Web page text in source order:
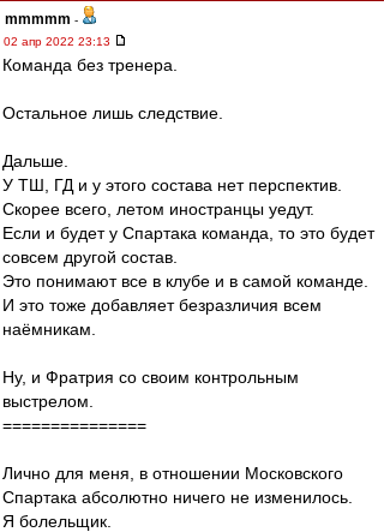
mmmmm -
02 апр 2022 23:13
Команда без тренера.
Остальное лишь следствие.
Дальше.
У ТШ, ГД и у этого состава нет перспектив.
Скорее всего, летом иностранцы уедут.
Если и будет у Спартака команда, то это будет
совсем другой состав.
Это понимают все в клубе и в самой команде.
И это тоже добавляет безразличия всем
наёмникам.
Ну, и Фратрия со своим контрольным
выстрелом.
===============
Лично для меня, в отношении Московского
Спартака абсолютно ничего не изменилось.
Я болельщик.